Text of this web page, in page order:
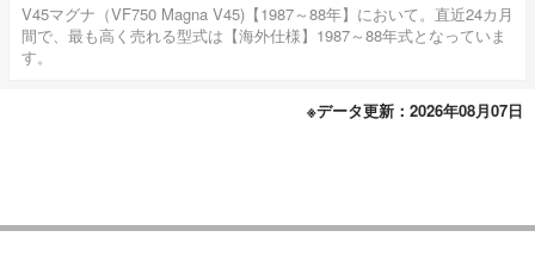
V45マグナ（VF750 Magna V45)【1987～88年】において。直近24カ月
間で、最も高く売れる型式は【海外仕様】1987～88年式となっていま
す。
※データ更新：2026年08月07日